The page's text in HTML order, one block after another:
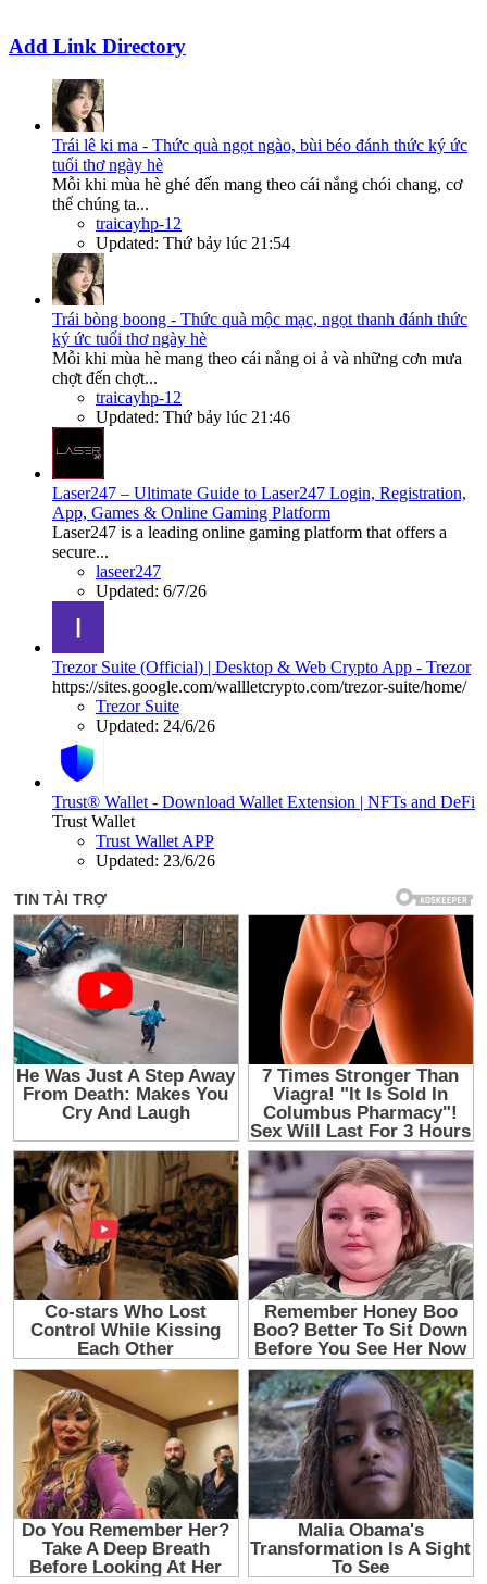
Add Link Directory
Trái lê ki ma - Thức quà ngọt ngào, bùi béo đánh thức ký ức
tuổi thơ ngày hè
Mỗi khi mùa hè ghé đến mang theo cái nắng chói chang, cơ
thể chúng ta...
traicayhp-12
Updated: Thứ bảy lúc 21:54
Trái bòng boong - Thức quà mộc mạc, ngọt thanh đánh thức
ký ức tuổi thơ ngày hè
Mỗi khi mùa hè mang theo cái nắng oi ả và những cơn mưa
chợt đến chợt...
traicayhp-12
Updated: Thứ bảy lúc 21:46
Laser247 – Ultimate Guide to Laser247 Login, Registration,
App, Games & Online Gaming Platform
Laser247 is a leading online gaming platform that offers a
secure...
laseer247
Updated: 6/7/26
Trezor Suite (Official) | Desktop & Web Crypto App - Trezor
https://sites.google.com/wallletcrypto.com/trezor-suite/home/
Trezor Suite
Updated: 24/6/26
Trust® Wallet - Download Wallet Extension | NFTs and DeFi
Trust Wallet
Trust Wallet APP
Updated: 23/6/26